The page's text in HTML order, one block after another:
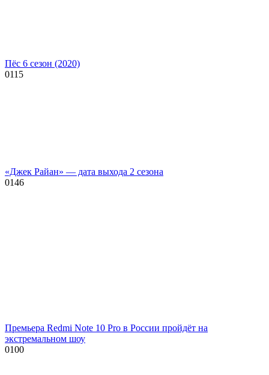
Пёс 6 сезон (2020)
0115
«Джек Райан» — дата выхода 2 сезона
0146
Премьера Redmi Note 10 Pro в России пройдёт на
экстремальном шоу
0100